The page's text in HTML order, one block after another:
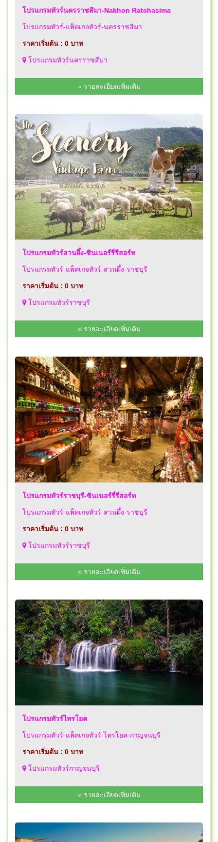
โปรแกรมทัวร์นครราชสีมา-Nakhon Ratchasima
โปรแกรมทัวร์-แพ็คเกจทัวร์-นครราชสีมา
ราคาเริ่มต้น : 0 บาท
โปรแกรมทัวร์นครราชสีมา
» รายละเอียดเพิ่มเติม
โปรแกรมทัวร์สวนผึ้ง-ซินเนอร์รี่รีสอร์ท
โปรแกรมทัวร์-แพ็คเกจทัวร์-สวนผึ้ง-ราชบุรี
ราคาเริ่มต้น : 0 บาท
โปรแกรมทัวร์ราชบุรี
» รายละเอียดเพิ่มเติม
โปรแกรมทัวร์ราชบุรี-ซินเนอร์รี่รีสอร์ท
โปรแกรมทัวร์-แพ็คเกจทัวร์-สวนผึ้ง-ราชบุรี
ราคาเริ่มต้น : 0 บาท
โปรแกรมทัวร์ราชบุรี
» รายละเอียดเพิ่มเติม
โปรแกรมทัวร์ไทรโยค
โปรแกรมทัวร์-แพ็คเกจทัวร์-ไทรโยค-กาญจนบุรี
ราคาเริ่มต้น : 0 บาท
โปรแกรมทัวร์กาญจนบุรี
» รายละเอียดเพิ่มเติม